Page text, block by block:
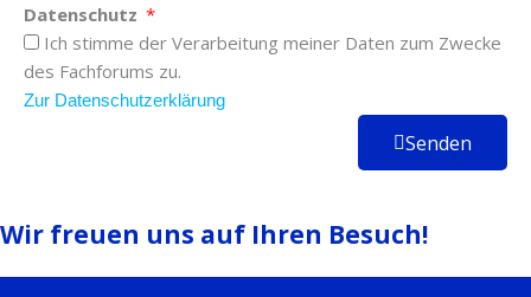
Datenschutz
Ich stimme der Verarbeitung meiner Daten zum Zwecke
des Fachforums zu.
Zur Datenschutzerklärung
Senden
Wir freuen uns auf Ihren Besuch!